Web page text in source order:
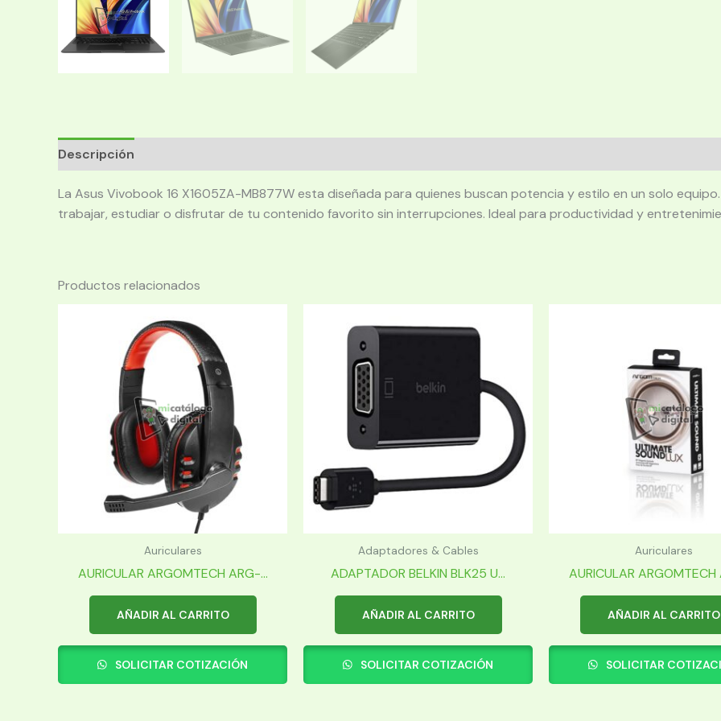
Descripción
La Asus Vivobook 16 X1605ZA-MB877W esta diseñada para quienes buscan potencia y estilo en un solo
trabajar, estudiar o disfrutar de tu contenido favorito sin interrupciones. Ideal para productividad y
Productos relacionados
Auriculares
AURICULAR ARGOMTECH ARG-...
AÑADIR AL CARRITO
SOLICITAR COTIZACIÓN
Adaptadores & Cables
ADAPTADOR BELKIN BLK25 U...
AÑADIR AL CARRITO
SOLICITAR COTIZACIÓN
Auriculares
AURICULAR ARGOMTECH
AÑADIR AL CARRITO
SOLICITAR